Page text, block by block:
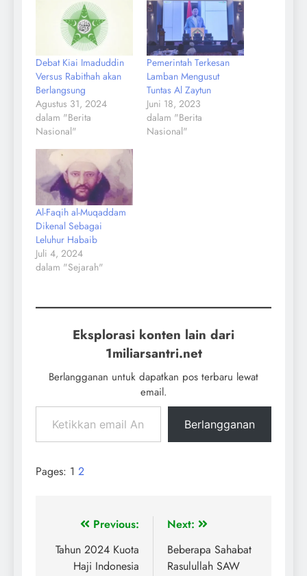
Debat Kiai Imaduddin
Versus Rabithah akan
Berlangsung
Agustus 31, 2024
dalam "Berita
Nasional"
Pemerintah Terkesan
Lamban Mengusut
Tuntas Al Zaytun
Juni 18, 2023
dalam "Berita
Nasional"
Al-Faqih al-Muqaddam
Dikenal Sebagai
Leluhur Habaib
Juli 4, 2024
dalam "Sejarah"
Eksplorasi konten lain dari
1miliarsantri.net
Berlangganan untuk dapatkan pos terbaru lewat
email.
Berlangganan
Pages: 1 2
Previous:
Tahun 2024 Kuota
Haji Indonesia
Next:
Beberapa Sahabat
Rasulullah SAW